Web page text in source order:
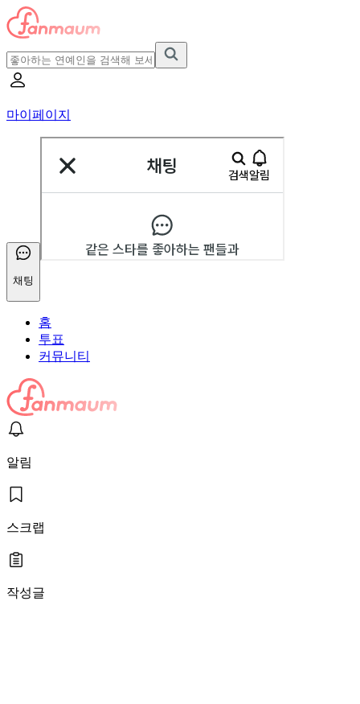
마이페이지
채팅
홈
투표
커뮤니티
알림
스크랩
작성글